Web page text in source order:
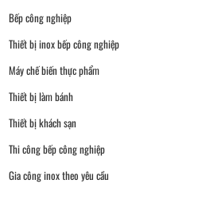
Bếp công nghiệp
Thiết bị inox bếp công nghiệp
Máy chế biến thực phẩm
Thiết bị làm bánh
Thiết bị khách sạn
Thi công bếp công nghiệp
Gia công inox theo yêu cầu